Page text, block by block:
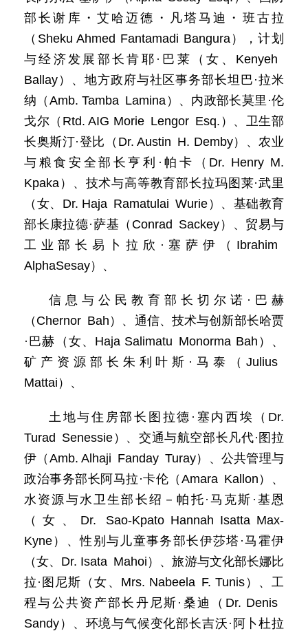
部长谢库・艾哈迈德・凡塔马迪・班古拉
（Sheku Ahmed Fantamadi Bangura），计划
与经济发展部长肯耶·巴莱（女、Kenyeh
Ballay）、地方政府与社区事务部长坦巴·拉米
纳（Amb. Tamba Lamina）、内政部长莫里·伦
戈尔（Rtd. AIG Morie Lengor Esq.）、卫生部
长奥斯汀·登比（Dr. Austin H. Demby）、农业
与粮食安全部长亨利·帕卡（Dr. Henry M.
Kpaka）、技术与高等教育部长拉玛图莱·武里
（女、Dr. Haja Ramatulai Wurie）、基础教育
部长康拉德·萨基（Conrad Sackey）、贸易与
工业部长易卜拉欣·塞萨伊（Ibrahim
AlphaSesay）、
信息与公民教育部长切尔诺·巴赫
（Chernor Bah）、通信、技术与创新部长哈贾
·巴赫（女、Haja Salimatu Monorma Bah）、
矿产资源部长朱利叶斯·马泰（Julius
Mattai）、
土地与住房部长图拉德·塞内西埃（Dr.
Turad Senessie）、交通与航空部长凡代·图拉
伊（Amb. Alhaji Fanday Turay）、公共管理与
政治事务部长阿马拉·卡伦（Amara Kallon）、
水资源与水卫生部长绍－帕托·马克斯·基恩
（女、Dr. Sao-Kpato Hannah Isatta Max-
Kyne）、性别与儿童事务部长伊莎塔·马霍伊
（女、Dr. Isata Mahoi）、旅游与文化部长娜比
拉·图尼斯（女、Mrs. Nabeela F. Tunis）、工
程与公共资产部长丹尼斯·桑迪（Dr. Denis
Sandy）、环境与气候变化部长吉沃·阿卜杜拉